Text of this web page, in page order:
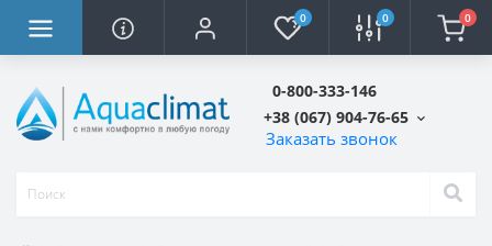
0 0 0
0-800-333-146
+38 (067) 904-76-65
Заказать звонок